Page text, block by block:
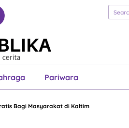
Pariwara
Justisia
Bagi Masyarakat di Kaltim